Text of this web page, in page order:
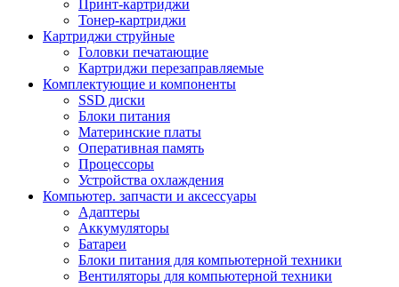
Принт-картриджи
Тонер-картриджи
Картриджи струйные
Головки печатающие
Картриджи перезаправляемые
Комплектующие и компоненты
SSD диски
Блоки питания
Материнские платы
Оперативная память
Процессоры
Устройства охлаждения
Компьютер. запчасти и аксессуары
Адаптеры
Аккумуляторы
Батареи
Блоки питания для компьютерной техники
Вентиляторы для компьютерной техники